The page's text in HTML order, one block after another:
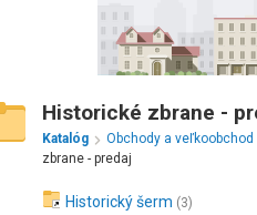
Historické zbrane -
Katalóg
Obchody a veľkoobchod
zbrane - predaj
Historický šerm (3)